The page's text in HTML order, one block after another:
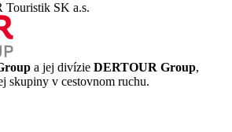
pozvoľným vstupom
lehátka za zadarmo, plážové osušky zdarma
SK a.s.
a jej divízie DERTOUR Group,
skupiny v cestovnom ruchu.